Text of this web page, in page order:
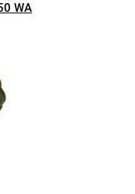
WA